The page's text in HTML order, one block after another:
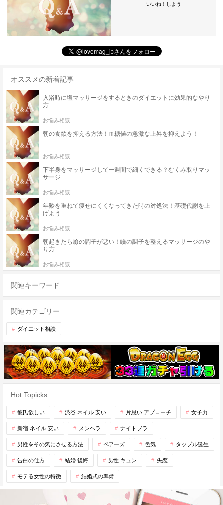
いいね！しよう
オススメの新着記事
入浴時に塩マッサージをするときのダイエットに効果的なやり
方
お悩み相談
朝の食欲を抑える方法！血糖値の急激な上昇を抑えよう！
お悩み相談
下半身をマッサージして一週間で細くできる？むくみ取りマッ
サージ
お悩み相談
年齢を重ねて痩せにくくなってきた時の対処法！基礎代謝を上
げよう
お悩み相談
朝起きたら瞼の調子が悪い！瞼の調子を整えるマッサージのや
り方
お悩み相談
関連キーワード
関連カテゴリー
ダイエット相談
Hot Topicks
彼氏欲しい 渋谷 ネイル 安い 片思い アプローチ 女子力
新宿 ネイル 安い メンヘラ ナイトブラ
男性をその気にさせる方法 ペアーズ 色気 タップル誕生
告白の仕方 結婚 後悔 男性 キュン 失恋
モテる女性の特徴 結婚式の準備